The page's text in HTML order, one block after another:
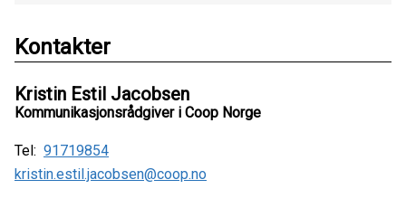
Kontakter
Kristin Estil Jacobsen
Kommunikasjonsrådgiver i Coop Norge
Tel: 91719854
kristin.estil.jacobsen@coop.no